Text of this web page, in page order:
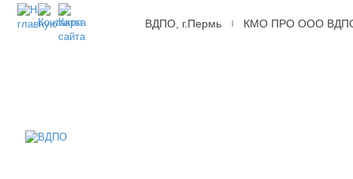
ВДПО, г.Пермь КМО ПРО ООО